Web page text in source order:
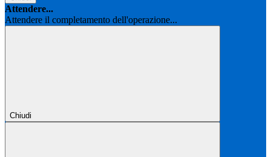
Attendere...
Attendere il completamento dell'operazione...
Chiudi